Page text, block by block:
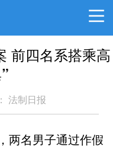
前四名系搭乘高
法制日报
名男子通过作假